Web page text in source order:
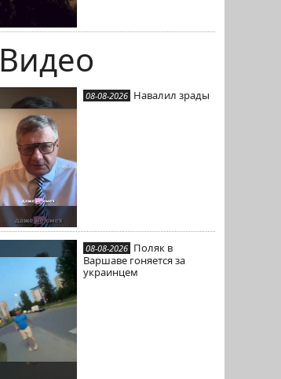
Видео
08-08-2026 Навалил зрады
08-08-2026 Поляк в
Варшаве гоняется за
украинцем